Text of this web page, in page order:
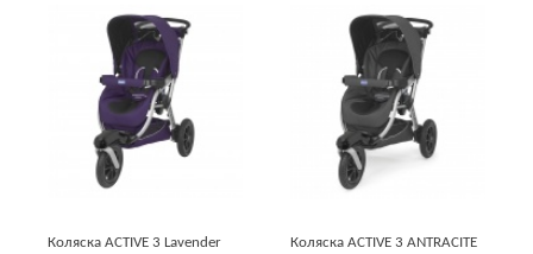
Коляска ACTIVE 3 Lavender
Коляска ACTIVE 3 ANTRACITE